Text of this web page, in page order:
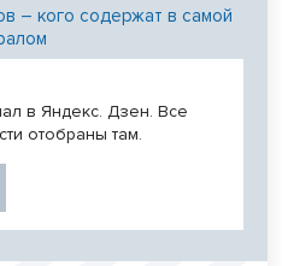
– кого содержат в самой
в Яндекс. Дзен. Все
отобраны там.